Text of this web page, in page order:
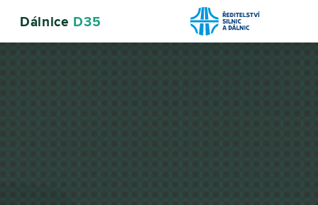
Dálnice D35